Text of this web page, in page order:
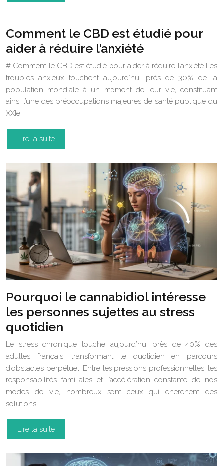
Comment le CBD est étudié pour
aider à réduire l’anxiété
# Comment le CBD est étudié pour aider à réduire l’anxiété Les
troubles anxieux touchent aujourd’hui près de 30% de la
population mondiale à un moment de leur vie, constituant
ainsi l’une des préoccupations majeures de santé publique du
XXIe…
Lire la suite
Pourquoi le cannabidiol intéresse
les personnes sujettes au stress
quotidien
Le stress chronique touche aujourd’hui près de 40% des
adultes français, transformant le quotidien en parcours
d’obstacles perpétuel. Entre les pressions professionnelles, les
responsabilités familiales et l’accélération constante de nos
modes de vie, nombreux sont ceux qui cherchent des
solutions…
Lire la suite